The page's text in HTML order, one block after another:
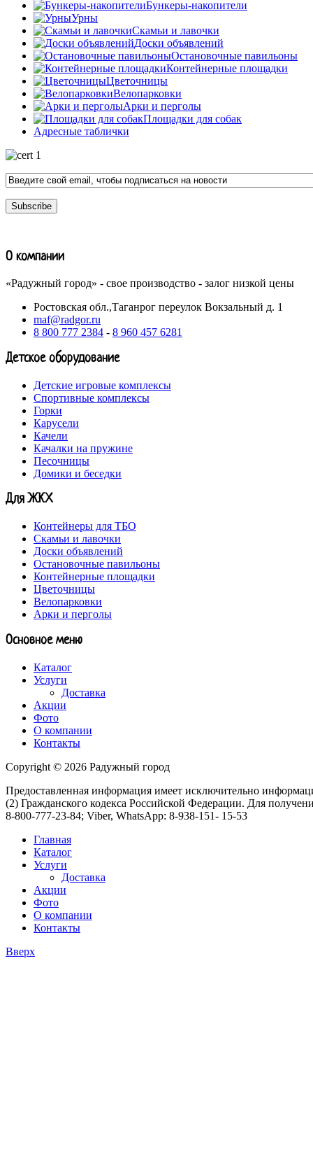
Бункеры-накопители
Урны
Скамьи и лавочки
Доски объявлений
Остановочные павильоны
Контейнерные площадки
Цветочницы
Велопарковки
Арки и перголы
Площадки для собак
Адресные таблички
О компании
«Радужный город» - свое производство - залог низкой цены
Ростовская обл.,Таганрог переулок Вокзальный д. 1
maf@radgor.ru
8 800 777 2384 - 8 960 457 6281
Детское оборудование
Детские игровые комплексы
Спортивные комплексы
Горки
Карусели
Качели
Качалки на пружине
Песочницы
Домики и беседки
Для ЖКХ
Контейнеры для ТБО
Скамьи и лавочки
Доски объявлений
Остановочные павильоны
Контейнерные площадки
Цветочницы
Велопарковки
Арки и перголы
Основное меню
Каталог
Услуги
Доставка
Акции
Фото
О компании
Контакты
Copyright © 2026 Радужный город
Предоставленная информация имеет исключительно
(2) Гражданского кодекса Российской Федерации. Для
8-800-777-23-84; Viber, WhatsApp: 8-938-151- 15-53
Главная
Каталог
Услуги
Доставка
Акции
Фото
О компании
Контакты
Вверх